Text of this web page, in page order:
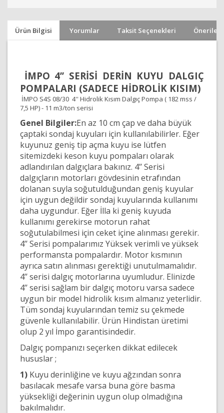
Ürün Bilgisi Yorumlar Taksit Seçenekleri
İMPO 4’’ SERİSİ DERİN KUYU DALGIÇ
POMPALARI (SADECE HİDROLİK KISIM)
İMPO S4S 08/30 4'' Hidrolik Kısım Dalgıç Pompa ( 182 mss /
7,5 HP) - 11 m3/ton serisi
Genel Bilgiler:En az 10 cm çap ve daha büyük
çaptaki sondaj kuyuları için kullanılabilirler. Eğer
kuyunuz geniş tip açma kuyu ise lütfen
sitemizdeki keson kuyu pompaları olarak
adlandırılan dalgıçlara bakınız. 4’’ Serisi
dalgıçların motorları gövdesinin etrafından
dolanan suyla soğutulduğundan geniş kuyular
için uygun değildir sondaj kuyularında kullanımı
daha uygundur. Eğer İlla ki geniş kuyuda
kullanımı gerekirse motorun rahat
soğutulabilmesi için ceket içine alınması gerekir.
4’’ Serisi pompalarımız Yüksek verimli ve yüksek
performansta pompalardır. Motor kısmının
ayrıca satın alınması gerektiği unutulmamalıdır.
4’’ serisi dalgıç motorlarına uyumludur. Elinizde
4’’ serisi sağlam bir dalgıç motoru varsa sadece
uygun bir model hidrolik kısım almanız yeterlidir.
Tüm sondaj kuyularından temiz su çekmede
güvenle kullanılabilir. Ürün Hindistan üretimi
olup 2 yıl İmpo garantisindedir.
Dalgıç pompanızı seçerken dikkat edilecek
hususlar ;
1) Kuyu derinliğine ve kuyu ağzından sonra
basılacak mesafe varsa buna göre basma
yüksekliği değerinin uygun olup olmadığına
bakılmalıdır.